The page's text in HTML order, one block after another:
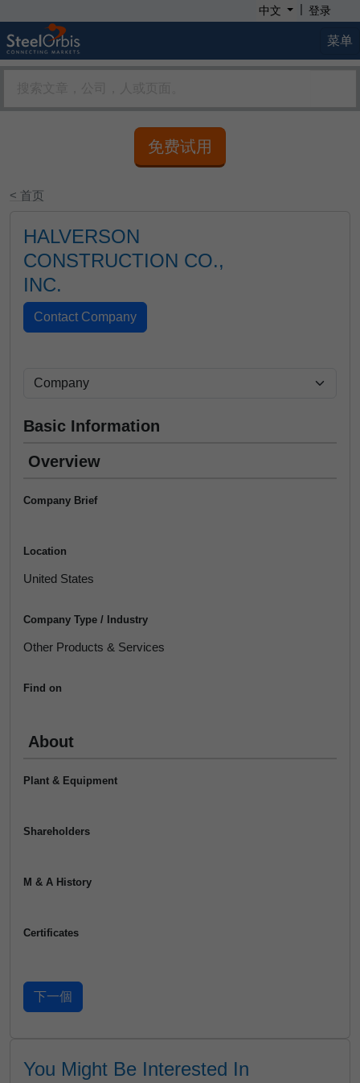
中文 | 登录
菜单
免费试用
< 首页
HALVERSON
CONSTRUCTION CO.,
INC.
Basic Information
Overview
Company Brief
Location
United States
Company Type / Industry
Other Products & Services
Find on
About
Plant & Equipment
Shareholders
M & A History
Certificates
You Might Be Interested In